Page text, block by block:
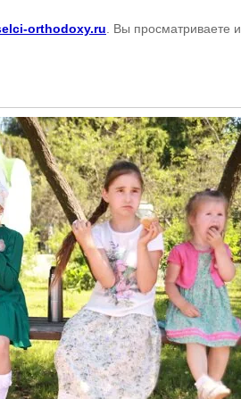
orthodoxy.ru . Вы просматриваете